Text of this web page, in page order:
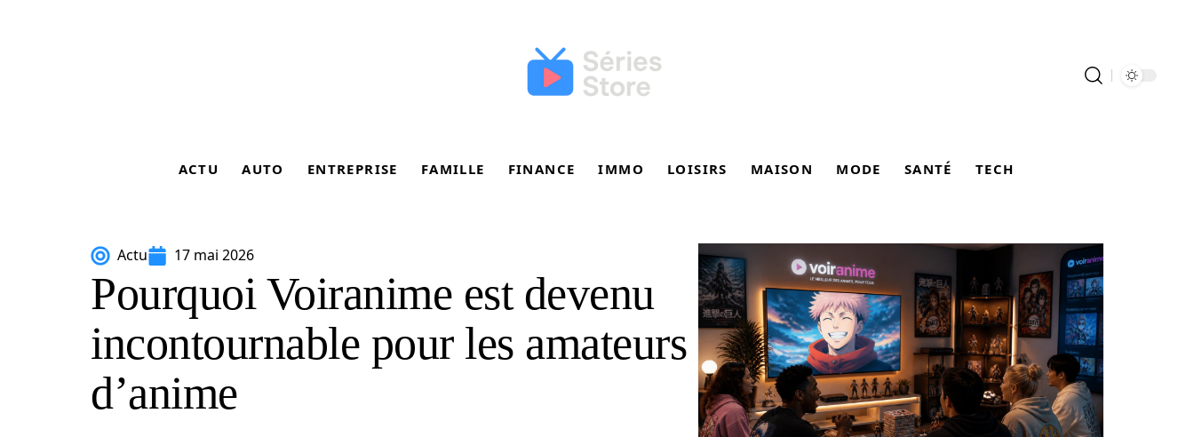
ACTU AUTO ENTREPRISE FAMILLE FINANCE IMMO LOISIRS MAISON MODE SANTÉ TECH
Actu 17 mai 2026
Pourquoi Voiranime est devenu
incontournable pour les amateurs
d’anime